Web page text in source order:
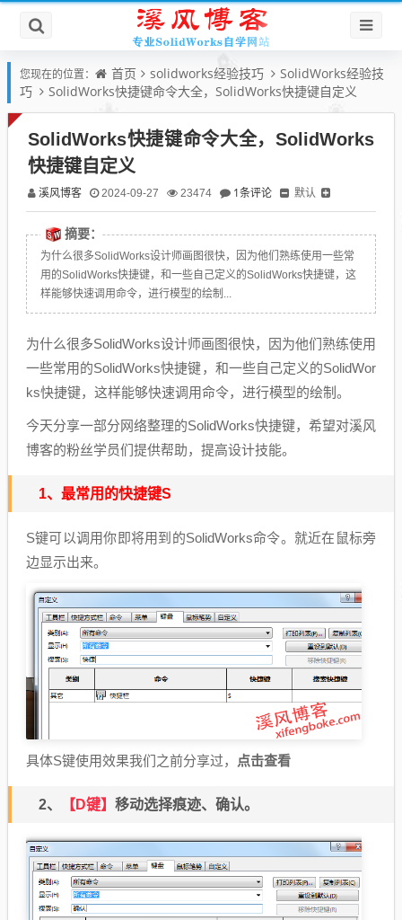
您现在的位置： 首页 solidworks经验技巧
SolidWorks经验技
巧
SolidWorks快捷键命令大全，SolidWorks快捷键自定义
SolidWorks快捷键命令大全，SolidWorks
快捷键自定义
溪风博客 2024-09-27 23474 1条评论 默认
摘要：
为什么很多SolidWorks设计师画图很快，因为他们熟练使用一些常
用的SolidWorks快捷键，和一些自己定义的SolidWorks快捷键，这
样能够快速调用命令，进行模型的绘制...
为什么很多SolidWorks设计师画图很快，因为他们熟练使用
一些常用的SolidWorks快捷键，和一些自己定义的SolidWor
ks快捷键，这样能够快速调用命令，进行模型的绘制。
今天分享一部分网络整理的SolidWorks快捷键，希望对溪风
博客的粉丝学员们提供帮助，提高设计技能。
1、最常用的快捷键S
S键可以调用你即将用到的SolidWorks命令。就近在鼠标旁
边显示出来。
具体S键使用效果我们之前分享过， 点击查看
2、 【D键】 移动选择痕迹、确认。